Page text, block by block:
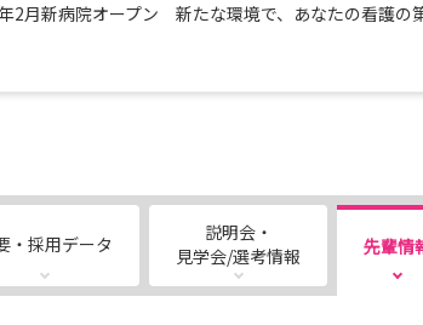
2月新病院オープン 新たな環境で、あなたの看護の
的にステップアップできる『ラダー教育】で、出来る
技術を丁寧にしっかりと習得
ちを広げ、判断力を育てる
・採用データ
説明会・
見学会/選考情報
先輩情